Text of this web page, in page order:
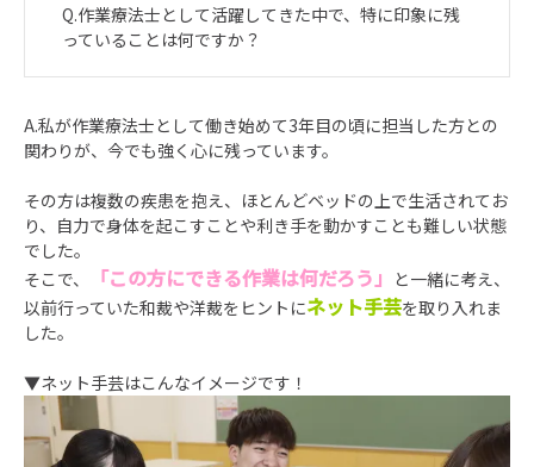
Q.作業療法士として活躍してきた中で、特に印象に残
っていることは何ですか？
A.私が作業療法士として働き始めて3年目の頃に担当した方との
関わりが、今でも強く心に残っています。
その方は複数の疾患を抱え、ほとんどベッドの上で生活されてお
り、自力で身体を起こすことや利き手を動かすことも難しい状態
でした。
そこで、
「この方にできる作業は何だろう」
と一緒に考え、
以前行っていた和裁や洋裁をヒントにネット手芸を取り入れま
した。
▼ネット手芸はこんなイメージです！